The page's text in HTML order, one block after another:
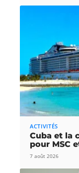
ACTIVITÉS
Cuba et la
pour MSC
7 août 2026